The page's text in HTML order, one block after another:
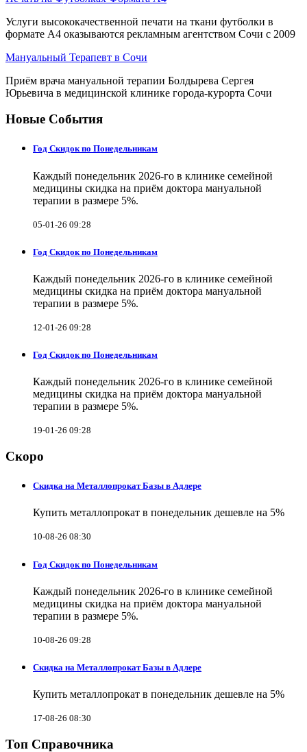
Услуги высококачественной печати на ткани футболки в
формате А4 оказываются рекламным агентством Сочи с 2009
Мануальный Терапевт в Сочи
Приём врача мануальной терапии Болдырева Сергея
Юрьевича в медицинской клинике города-курорта Сочи
Новые События
Год Скидок по Понедельникам
Каждый понедельник 2026-го в клинике семейной
медицины скидка на приём доктора мануальной
терапии в размере 5%.
05-01-26 09:28
Год Скидок по Понедельникам
Каждый понедельник 2026-го в клинике семейной
медицины скидка на приём доктора мануальной
терапии в размере 5%.
12-01-26 09:28
Год Скидок по Понедельникам
Каждый понедельник 2026-го в клинике семейной
медицины скидка на приём доктора мануальной
терапии в размере 5%.
19-01-26 09:28
Скоро
Скидка на Металлопрокат Базы в Адлере
Купить металлопрокат в понедельник дешевле на 5%
10-08-26 08:30
Год Скидок по Понедельникам
Каждый понедельник 2026-го в клинике семейной
медицины скидка на приём доктора мануальной
терапии в размере 5%.
10-08-26 09:28
Скидка на Металлопрокат Базы в Адлере
Купить металлопрокат в понедельник дешевле на 5%
17-08-26 08:30
Топ Справочника